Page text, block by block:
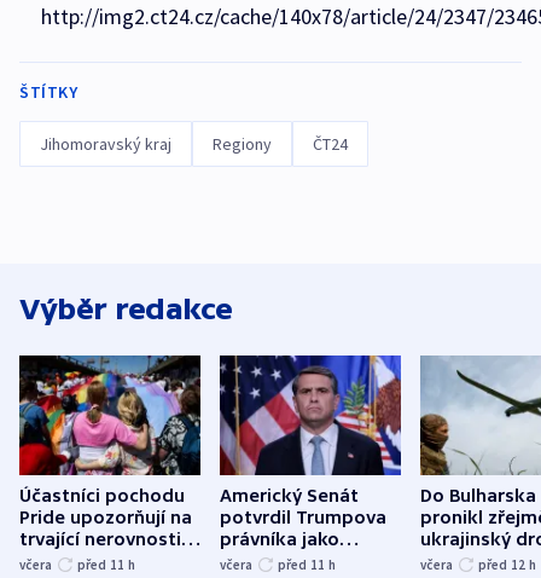
http://img2.ct24.cz/cache/140x78/article/24/2347/
ŠTÍTKY
Jihomoravský kraj Regiony ČT24
Výběr redakce
Účastníci pochodu
Pride upozorňují na
trvající nerovnosti i
společenskou
včera před 11 h
Americký Senát
potvrdil Trumpova
právníka jako
ministra
včera před 11 h
Do Bulharska
pronikl
ukrajinský
explodoval
včera před 12 h